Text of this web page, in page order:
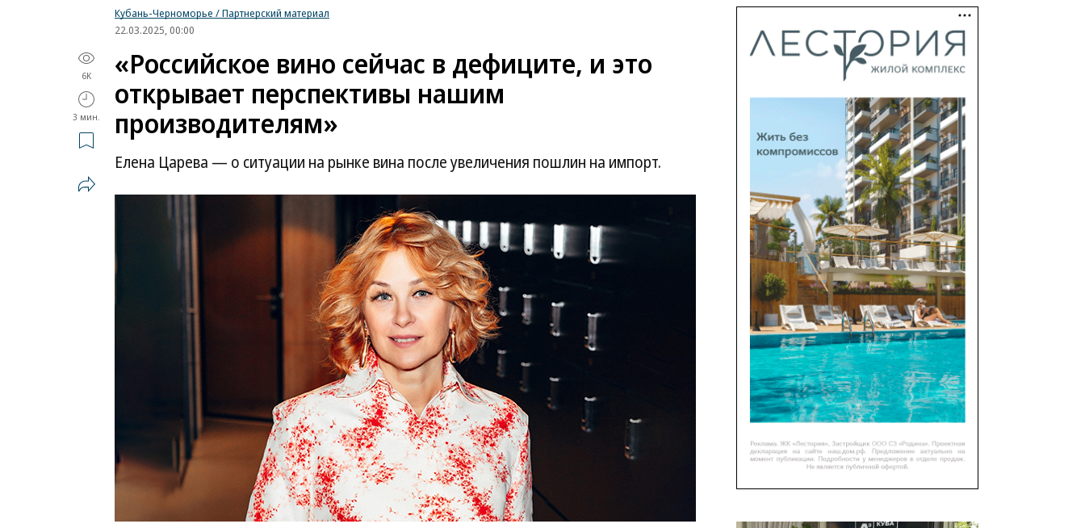
Кубань-Черноморье / Партнерский материал
22.03.2025, 00:00
6K
3 мин.
«Российское вино сейчас в дефиците, и это
открывает перспективы нашим
производителям»
Елена Царева — о ситуации на рынке вина после увеличения пошлин на импорт.